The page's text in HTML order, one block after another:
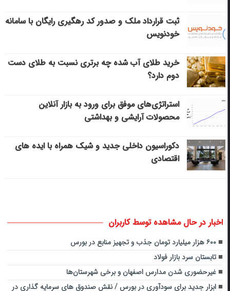
ثبت قرارداد ملک و صدور کد رهگیری رایگان با سامانه
خودنویس
خرید طلای آب شده چه برتری نسبت به طلای دست
دوم دارد؟
استراتژی‌های موفق برای ورود به بازار آنلاین
محصولات آرایشی و بهداشتی
دکوراسیون داخلی جدید و شیک همراه با ایده های
اقتصادی
اخبار در حال مشاهده توسط کاربران
۶۰۰ هزار میلیارد تومان جذب و تجهیز منابع در بورس
تابستان سرد بازار فولاد
غیرحضوری شدن مدارس اصفهان و برخی شهرستان‌ها
ابزار جدید برای سودآوری در بورس / نقش صندوق های سرمایه گذاری در